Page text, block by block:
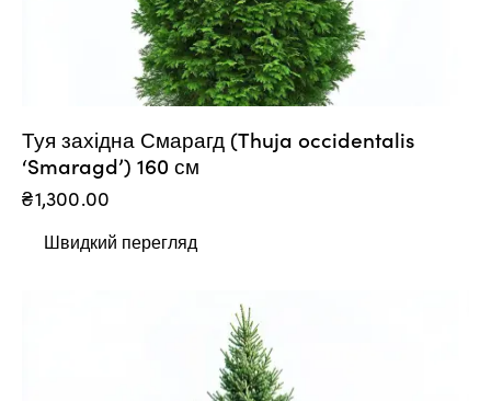
Туя західна Смарагд (Thuja occidentalis
‘Smaragd’) 160 см
₴1,300.00
Швидкий перегляд